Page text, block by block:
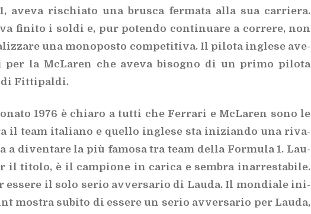
ave­va ri­schia­to una bru­sca fer­ma­ta alla sua car­rie­ra.
fi­ni­to i sol­di e, pur po­ten­do con­ti­nua­re a cor­re­re, non
una mo­no­po­sto com­pe­ti­ti­va. Il pi­lo­ta in­gle­se ave­
la McLa­ren che ave­va bi­so­gno di un pri­mo pi­lo­ta
di Fit­ti­pal­di.
1976 è chia­ro a tut­ti che Fer­ra­ri e McLa­ren sono le
il team ita­lia­no e quel­lo in­gle­se sta ini­zian­do una ri­va­
a di­ven­ta­re la più fa­mo­sa tra team del­la For­mu­la 1. Lau­
il ti­to­lo, è il cam­pio­ne in ca­ri­ca e sem­bra inar­re­sta­bi­le.
es­se­re il solo se­rio av­ver­sa­rio di Lau­da. Il mon­dia­le ini­
mo­stra su­bi­to di es­se­re un se­rio av­ver­sa­rio per Lau­da,